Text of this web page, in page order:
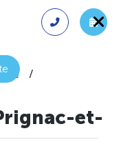
et-